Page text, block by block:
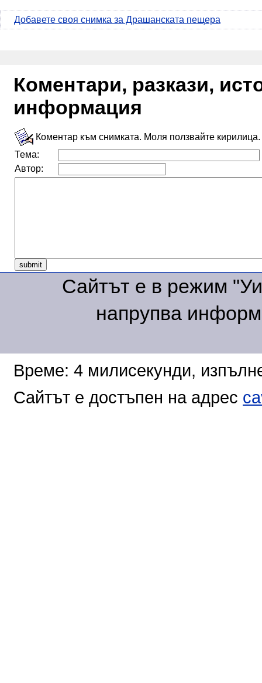
Добавете своя снимка за Драшанската пещера
Коментари, разкази,
информация
Коментар към снимката. Моля ползвайте кирилица.
Тема:
Автор:
Сайтът е в режим
напрупва
Време: 4 милисекунди,
Сайтът е достъпен на адрес